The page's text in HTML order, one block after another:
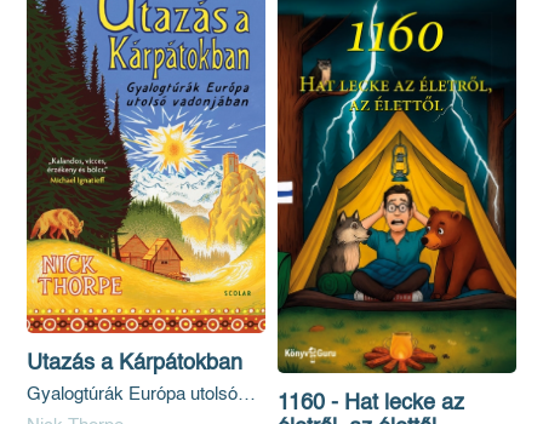
Utazás a Kárpátokban
Gyalogtúrák Európa utolsó
vadonjában
1160 - Hat lecke az